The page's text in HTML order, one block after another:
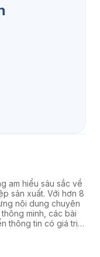
am hiểu sâu sắc về
sản xuất. Với hơn 8
nội dung chuyên
minh, các bài
thông tin có giá trị